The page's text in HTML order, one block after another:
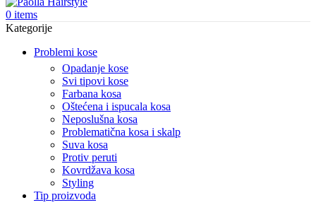
0 items
Kategorije
Problemi kose
Opadanje kose
Svi tipovi kose
Farbana kosa
Oštećena i ispucala kosa
Neposlušna kosa
Problematična kosa i skalp
Suva kosa
Protiv peruti
Kovrdžava kosa
Styling
Tip proizvoda